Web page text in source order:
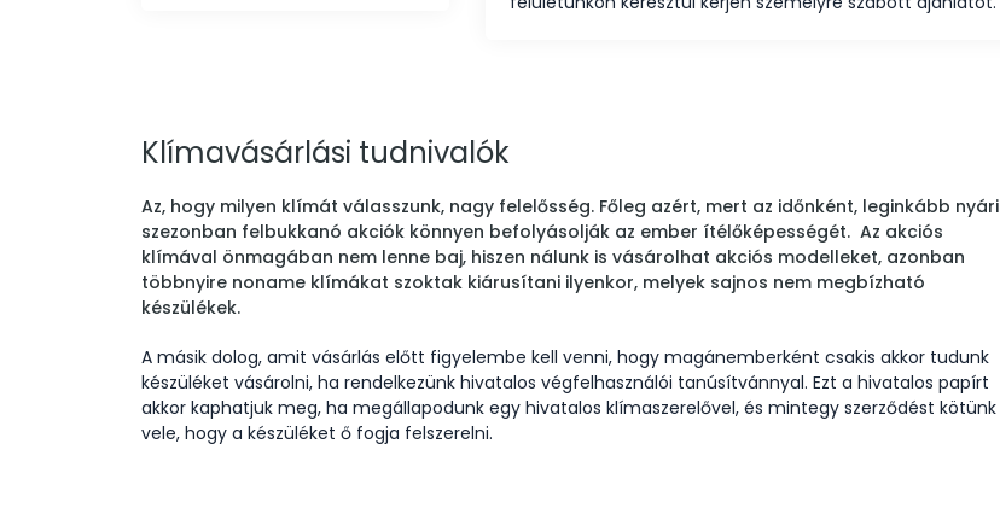
Klímavásárlási tudnivalók
Az, hogy milyen klímát válasszunk, nagy felelősség. Főleg azért, mert az időnként, leginkább nyári
szezonban felbukkanó akciók könnyen befolyásolják az ember ítélőképességét. Az akciós
klímával önmagában nem lenne baj, hiszen nálunk is vásárolhat akciós modelleket, azonban
többnyire noname klímákat szoktak kiárusítani ilyenkor, melyek sajnos nem megbízható
készülékek.
A másik dolog, amit vásárlás előtt figyelembe kell venni, hogy magánemberként csakis akkor tudunk
készüléket vásárolni, ha rendelkezünk hivatalos végfelhasználói tanúsítvánnyal. Ezt a hivatalos papírt
akkor kaphatjuk meg, ha megállapodunk egy hivatalos klímaszerelővel, és mintegy szerződést kötünk
vele, hogy a készüléket ő fogja felszerelni.